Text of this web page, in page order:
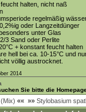
halten, nicht naß
regelmäßig
oder Langzeitdünger
unter Glas
3 Sand oder Perlite
+ konstant feucht halten
hell bei ca. 10-15°C und
völlig austrocknet.
2014
Sie bitte die
«« »» Stylobasium